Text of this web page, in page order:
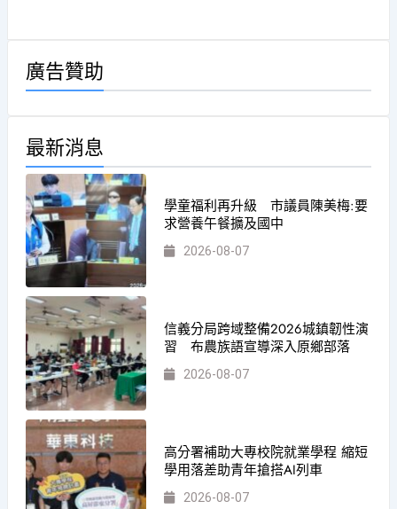
廣告贊助
最新消息
學童福利再升級 市議員陳美梅:要
求營養午餐擴及國中
2026-08-07
信義分局跨域整備2026城鎮韌性演
習 布農族語宣導深入原鄉部落
2026-08-07
高分署補助大專校院就業學程 縮短
學用落差助青年搶搭AI列車
2026-08-07